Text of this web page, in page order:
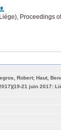
Proceedings
Robert; Haut,
21 juin 2017: